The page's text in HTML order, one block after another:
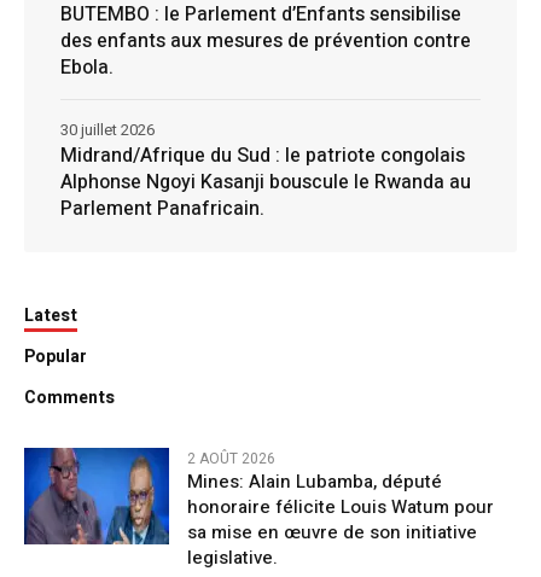
BUTEMBO : le Parlement d’Enfants sensibilise
des enfants aux mesures de prévention contre
Ebola.
Midrand/Afrique du Sud : le patriote congolais
Alphonse Ngoyi Kasanji bouscule le Rwanda au
Parlement Panafricain.
30 juillet 2026
Latest
Popular
Comments
2 AOÛT 2026
Mines: Alain Lubamba, député
honoraire félicite Louis Watum pour
sa mise en œuvre de son initiative
legislative.